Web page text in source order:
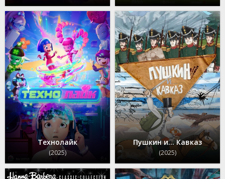
Технолайк
(2025)
Пушкин и… Кавказ
(2025)